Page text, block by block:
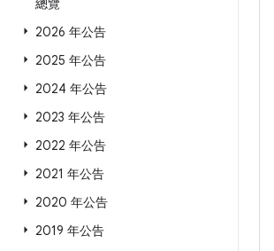
總覽
2026 年公告
2025 年公告
2024 年公告
2023 年公告
2022 年公告
2021 年公告
2020 年公告
2019 年公告